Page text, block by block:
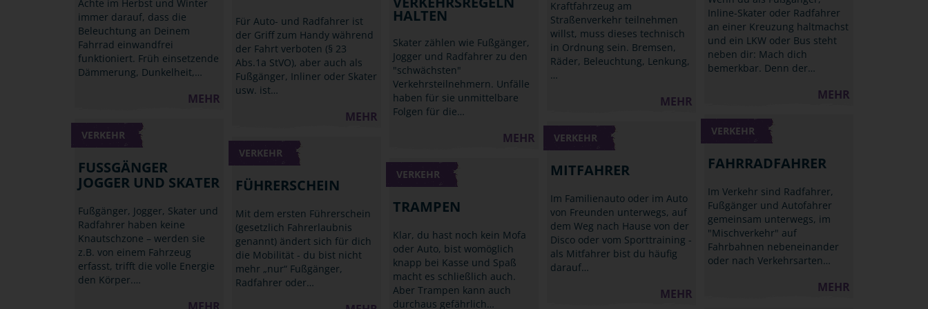
Inline-Skater oder Radfahrer
an einer Kreuzung haltmachst
und ein LKW oder Bus steht
neben dir: Mach dich
bemerkbar. Denn der…
MEHR
Achte im Herbst und Winter
immer darauf, dass die
Beleuchtung an Deinem
Fahrrad einwandfrei
funktioniert. Früh einsetzende
Dämmerung, Dunkelheit,…
MEHR
HALTEN
Skater zählen wie Fußgänger,
Jogger und Radfahrer zu den
"schwächsten"
Verkehrsteilnehmern. Unfälle
haben für sie unmittelbare
Folgen für die…
MEHR
Kraftfahrzeug am
Straßenverkehr teilnehmen
willst, muss dieses technisch
in Ordnung sein. Bremsen,
Räder, Beleuchtung, Lenkung,
…
MEHR
Für Auto- und Radfahrer ist
der Griff zum Handy während
der Fahrt verboten (§ 23
Abs.1a StVO), aber auch als
Fußgänger, Inliner oder Skater
usw. ist…
MEHR
VERKEHR
FAHRRADFAHRER
Im Verkehr sind Radfahrer,
Fußgänger und Autofahrer
gemeinsam unterwegs, im
"Mischverkehr" auf
Fahrbahnen nebeneinander
oder nach Verkehrsarten…
MEHR
VERKEHR
FUSSGÄNGER J
OGGER UND SKATER
Fußgänger, Jogger, Skater und
Radfahrer haben keine
Knautschzone – werden sie
z.B. von einem Fahrzeug
erfasst, trifft die volle Energie
den Körper.…
VERKEHR
MITFAHRER
Im Familienauto oder im Auto
von Freunden unterwegs, auf
dem Weg nach Hause von der
Disco oder vom Sporttraining -
als Mitfahrer bist du häufig
darauf…
MEHR
VERKEHR
FÜHRERSCHEIN
Mit dem ersten Führerschein
(gesetzlich Fahrerlaubnis
genannt) ändert sich für dich
die Mobilität - du bist nicht
mehr „nur“ Fußgänger,
Radfahrer oder…
VERKEHR
TRAMPEN
Klar, du hast noch kein Mofa
oder Auto, bist womöglich
knapp bei Kasse und Spaß
macht es schließlich auch.
Aber Trampen kann auch
durchaus gefährlich…